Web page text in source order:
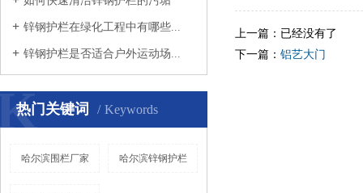
锌钢护栏在绿化工程中有哪些...
锌钢护栏是否适合户外运动场...
热门关键词 Keywords
哈尔滨围栏厂家 哈尔滨锌钢护栏
上一篇：已经没有了
下一篇： 铝艺大门